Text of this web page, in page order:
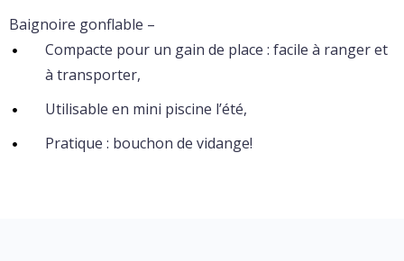
Baignoire gonflable –
Compacte pour un gain de place : facile à ranger et
à transporter,
Utilisable en mini piscine l’été,
Pratique : bouchon de vidange!